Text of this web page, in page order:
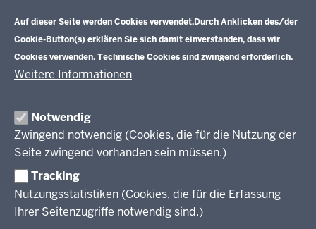
Auf dieser Seite werden Cookies verwendet.Durch Anklicken des/der
Cookie-Button(s) erklären Sie sich damit einverstanden, dass wir
Cookies verwenden. Technische Cookies sind zwingend erforderlich.
Weitere Informationen
Notwendig
Zwingend notwendig (Cookies, die für die Nutzung der
Seite zwingend vorhanden sein müssen.)
Tracking
Nutzungsstatistiken (Cookies, die für die Erfassung
Ihrer Seitenzugriffe notwendig sind.)
Drucken
Lehrplannavigator Nordrhein-Westfalen
Lehrplannavigator Primarstufe - Richtlinien und Lehrpläne
Sekundarstufe I
Gesamtschule
Realschule
Kernlehrpläne für das Gymnasium (ab SJ 2019/2020)
Sekundarstufe II
Kernlehrpläne für die gymnasiale Oberstufe (ab SJ 2013)
Weiterbildungskolleg